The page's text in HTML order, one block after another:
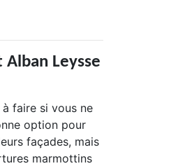
Alban Leysse
faire si vous ne
option pour
façades, mais
marmottins